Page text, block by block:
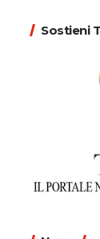
Sostieni